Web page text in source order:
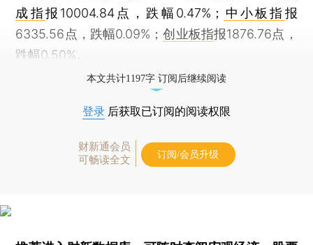
成指报10004.84点，跌幅0.47%； 中小板指 报
6335.56点，跌幅0.09%；创业板指报1876.76点，
跌幅0.50%。
本文共计1197字 订阅后继续阅读
登录 后获取已订阅的阅读权限
财新通会员
可畅读全文
订阅/会员升级